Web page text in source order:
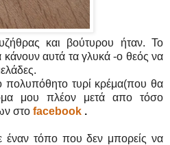
και βούτυρου ήταν. Το
αυτά τα γλυκά -ο θεός να
πολυπόθητο τυρί κρέμα(που θα
μου πλέον μετά απο τόσο
στο facebook .
έναν τόπο που δεν μπορείς να